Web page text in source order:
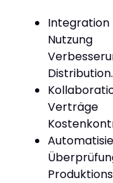
Distribution.